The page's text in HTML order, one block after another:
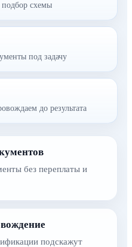
схемы
под задачу
до результата
без переплаты и
подскажут